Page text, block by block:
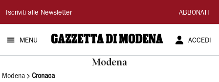
Gazzetta
di
Modena
Iscriviti alle Newsletter ABBONATI
MENU ACCEDI
Modena
Modena Cronaca